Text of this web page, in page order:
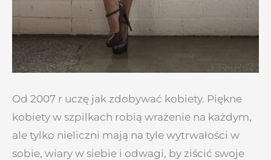
Od 2007 r uczę jak zdobywać kobiety. Piękne
kobiety w szpilkach robią wrażenie na każdym,
ale tylko nieliczni mają na tyle wytrwałości w
sobie, wiary w siebie i odwagi, by ziścić swoje